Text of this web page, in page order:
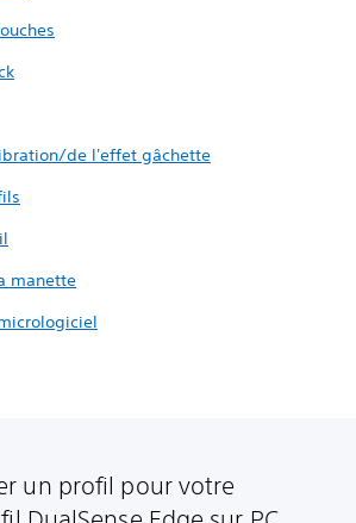
de l'effet gâchette
manette
un profil pour votre